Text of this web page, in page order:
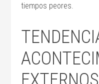
tiempos peores.